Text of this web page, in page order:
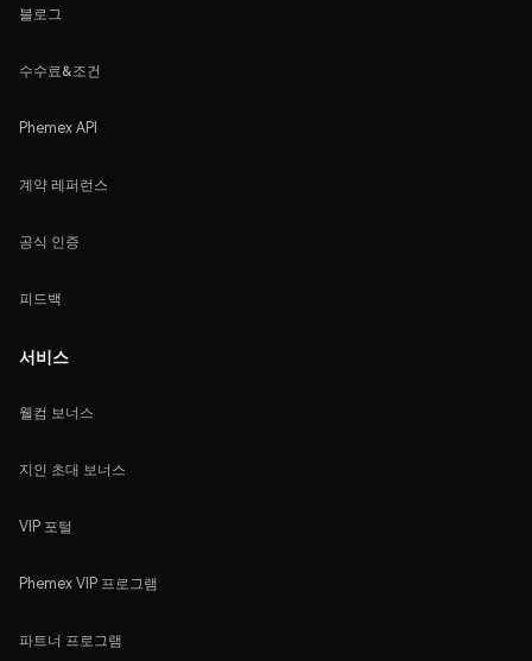
블로그
수수료&조건
Phemex API
계약 레퍼런스
공식 인증
피드백
서비스
웰컴 보너스
지인 초대 보너스
VIP 포털
Phemex VIP 프로그램
파트너 프로그램